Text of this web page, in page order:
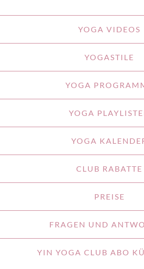
YOGA VIDEOS
YOGASTILE
YOGA
YOGA
YOGA
CLUB RABATTE
PREISE
FRAGEN UND
YIN YOGA CLUB ABO